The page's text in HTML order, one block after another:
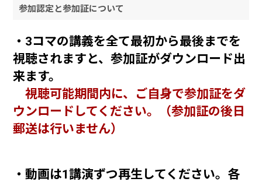
参加認定と参加証について
・3コマの講義を全て最初から最後までを
視聴されますと、参加証がダウンロード出
来ます。
視聴可能期間内に、ご自身で参加証をダ
ウンロードしてください。（参加証の後日
郵送は行いません）
・動画は1講演ずつ再生してください。各